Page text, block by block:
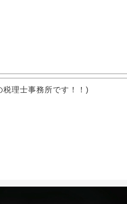
税理士事務所です！！)